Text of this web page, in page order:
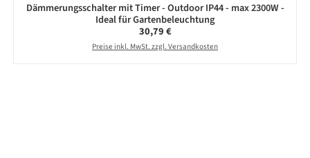
Dämmerungsschalter mit Timer - Outdoor IP44 - max 2300W -
Ideal für Gartenbeleuchtung
Regulärer Preis:
30,79 €
Preise inkl. MwSt. zzgl. Versandkosten